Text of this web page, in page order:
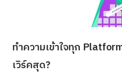
ทำความเข้าใจทุก
เวิร์คสุด?